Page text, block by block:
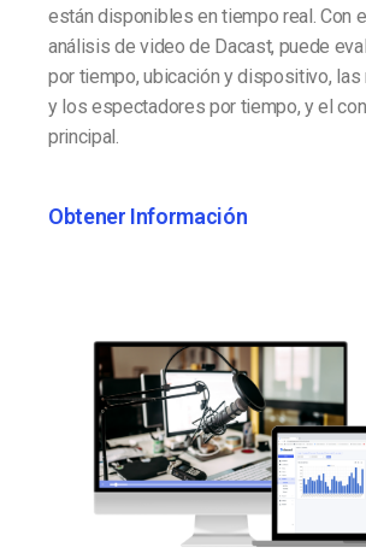
están disponibles en tiempo real. Con
análisis de video de Dacast, puede
por tiempo, ubicación y dispositivo,
y los espectadores por tiempo, y el
principal.
Obtener Información